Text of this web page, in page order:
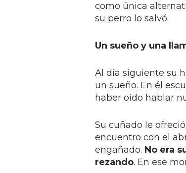
como única
su perro lo salvó.
Un sueño y una
Al día siguiente su
un sueño. En él
haber oído hablar
Su cuñado le
encuentro con el
engañado. No era
rezando. En ese